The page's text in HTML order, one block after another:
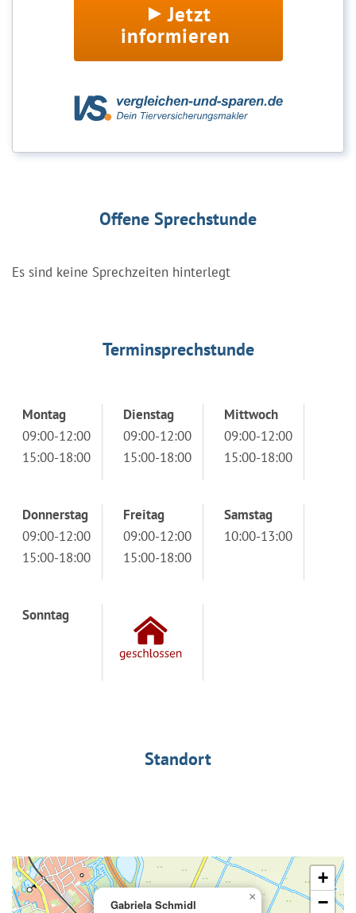
Jetzt
informieren
Offene Sprechstunde
Es sind keine Sprechzeiten hinterlegt
Terminsprechstunde
Montag
09:00-12:00
15:00-18:00
Dienstag
09:00-12:00
15:00-18:00
Mittwoch
09:00-12:00
15:00-18:00
Donnerstag
09:00-12:00
15:00-18:00
Freitag
09:00-12:00
15:00-18:00
Samstag
10:00-13:00
Sonntag
Standort
Gabriela Schmidl
×
+
−